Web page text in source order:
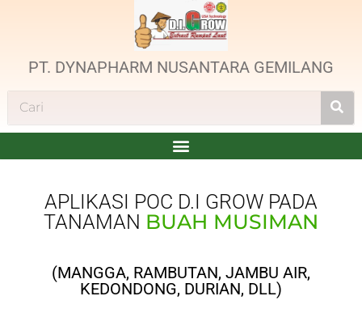
PT. DYNAPHARM NUSANTARA GEMILANG
APLIKASI POC D.I GROW PADA
TANAMAN BUAH MUSIMAN
(MANGGA, RAMBUTAN, JAMBU AIR,
KEDONDONG, DURIAN, DLL)